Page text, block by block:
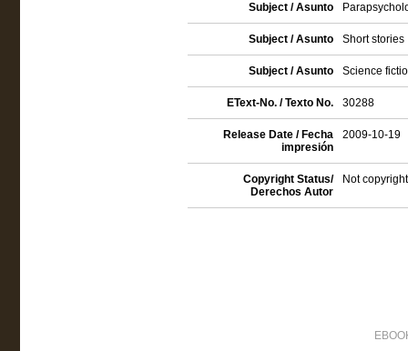
Subject / Asunto
Subject / Asunto Short stories
Subject / Asunto Science
EText-No. / Texto No. 30288
Release Date / Fecha
impresión
2009-10-19
Copyright Status/
Derechos Autor
Not